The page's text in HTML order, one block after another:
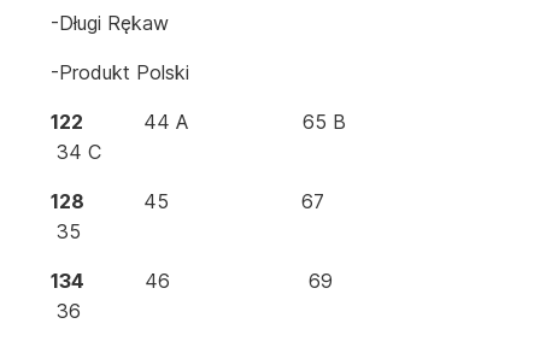
-długi Rękaw
-produkt Polski
122 44 A 65 B
34 C
128
45 67
35
134 46 69
36